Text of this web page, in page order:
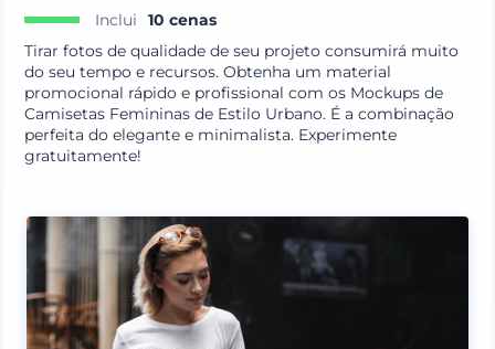
Inclui
10 cenas
Tirar fotos de qualidade de seu projeto consumirá muito
do seu tempo e recursos. Obtenha um material
promocional rápido e profissional com os Mockups de
Camisetas Femininas de Estilo Urbano. É a combinação
perfeita do elegante e minimalista. Experimente
gratuitamente!